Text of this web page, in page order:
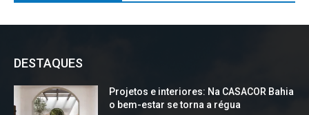
DESTAQUES
Projetos e interiores: Na CASACOR Bahia
o bem-estar se torna a régua